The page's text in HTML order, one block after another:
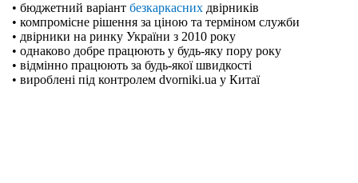
• бюджетний варіант безкаркасних двірників
• компромісне рішення за ціною та терміном служби
• двірники на ринку України з 2010 року
• однаково добре працюють у будь-яку пору року
• відмінно працюють за будь-якої швидкості
• вироблені під контролем dvorniki.ua у Китаї